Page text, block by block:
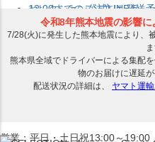
セレクション公式LINE@
営業：平日・土日祝13:00～19:00
12:00までのご注文は発送
在庫品は 1-3営業日内で発送